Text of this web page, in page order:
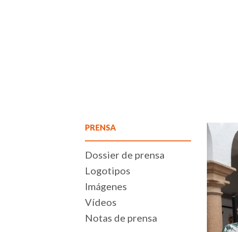
PRENSA
Dossier de prensa
Logotipos
Imágenes
Vídeos
Notas de prensa